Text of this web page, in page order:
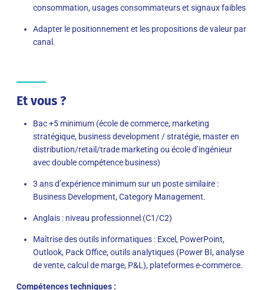
consommation, usages consommateurs et signaux faibles
Adapter le positionnement et les propositions de valeur par
canal.
Et vous ?
Bac +5 minimum (école de commerce, marketing
stratégique, business development / stratégie, master en
distribution/retail/trade marketing ou école d’ingénieur
avec double compétence business)
3 ans d’expérience minimum sur un poste similaire :
Business Development, Category Management.
Anglais : niveau professionnel (C1/C2)
Maîtrise des outils informatiques : Excel, PowerPoint,
Outlook, Pack Office, outils analytiques (Power BI, analyse
de vente, calcul de marge, P&L), plateformes e-commerce.
Compétences techniques :